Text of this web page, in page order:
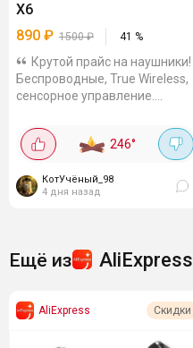
X6
890 ₽ 1500₽ 41 %
Крутой прайс на наушники!
Беспроводные, True Wireless,
сенсорное управление.
боятся. Работают 9 часов, с
чехлом 40 часов. 10-мм
драйверы, частоты...
246°
КотУчёный_98
4 дня назад
Ещё из AliExpress
AliExpress Скидки